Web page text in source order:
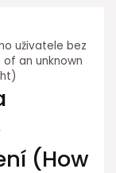
uživatele bez
an unknown
(How